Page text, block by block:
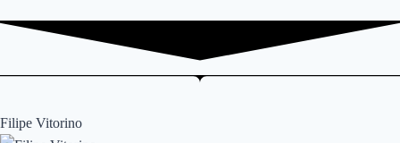
Filipe Vitorino